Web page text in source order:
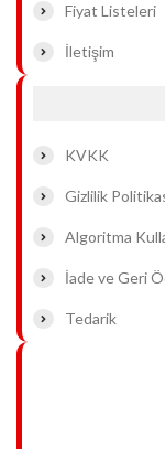
Fiyat Listeleri
İletişim
KVKK
Gizlilik
Algoritma
İade ve Geri
Tedarik